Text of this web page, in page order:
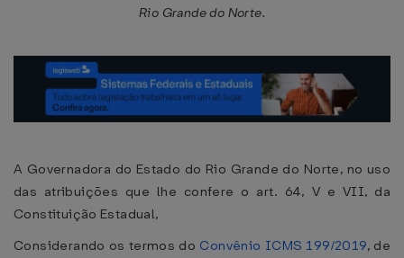
Rio Grande do Norte.
A Governadora do Estado do Rio Grande do Norte, no uso
das atribuições que lhe confere o art. 64, V e VII, da
Constituição Estadual,
Considerando os termos do Convênio ICMS 199/2019, de